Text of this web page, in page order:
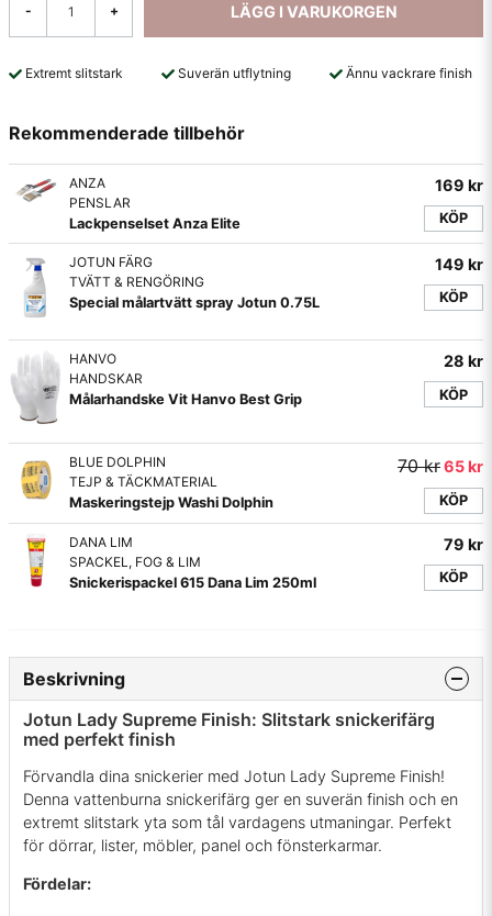
- + LÄGG I VARUKORGEN
Extremt slitstark Suverän utflytning Ännu vackrare finish
Rekommenderade tillbehör
ANZA
PENSLAR
Lackpenselset Anza Elite
169 kr
KÖP
JOTUN FÄRG
TVÄTT & RENGÖRING
Special målartvätt spray Jotun 0.75L
149 kr
KÖP
HANVO
HANDSKAR
Målarhandske Vit Hanvo Best Grip
28 kr
KÖP
BLUE DOLPHIN
TEJP & TÄCKMATERIAL
Maskeringstejp Washi Dolphin
70 kr65 kr
KÖP
DANA LIM
SPACKEL, FOG & LIM
Snickerispackel 615 Dana Lim 250ml
79 kr
KÖP
Beskrivning
Jotun Lady Supreme Finish: Slitstark snickerifärg
med perfekt finish
Förvandla dina snickerier med Jotun Lady Supreme Finish!
Denna vattenburna snickerifärg ger en suverän finish och en
extremt slitstark yta som tål vardagens utmaningar. Perfekt
för dörrar, lister, möbler, panel och fönsterkarmar.
Fördelar: